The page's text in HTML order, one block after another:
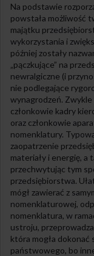
Na podstawie
powstała możliwość
majątku
wykorzystania i
później zostały
„pączkujące” na
newralgiczne (i
nie podlegające
wynagrodzeń. Zwykle
członkowie kadry
oraz członkowie
nomenklatury.
zaopatrzenie
materiały i energię,
przechwytując tym
przedsiębiorstwa.
mógł zawierać z
nomenklaturowej,
nomenklatura, w
ustroju,
która mogła dokonać
państwowego, bo